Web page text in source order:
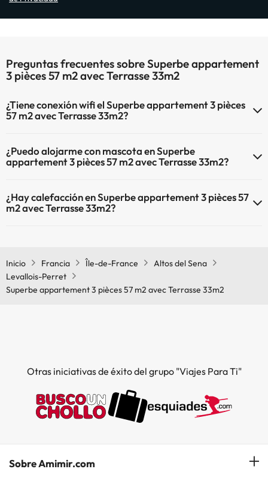
Preguntas frecuentes sobre Superbe appartement
3 pièces 57 m2 avec Terrasse 33m2
¿Tiene conexión wifi el Superbe appartement 3 pièces
57 m2 avec Terrasse 33m2?
dispone de Wi-Fi.
¿Puedo alojarme con mascota en Superbe
appartement 3 pièces 57 m2 avec Terrasse 33m2?
admiten mascotas.
¿Hay calefacción en Superbe appartement 3 pièces 57
m2 avec Terrasse 33m2?
Inicio
Francia Île-de-France
Altos del Sena
Levallois-Perret
Superbe appartement 3 pièces 57 m2 avec Terrasse 33m2
Otras iniciativas de éxito del grupo "Viajes Para Ti"
Sobre Amimir.com